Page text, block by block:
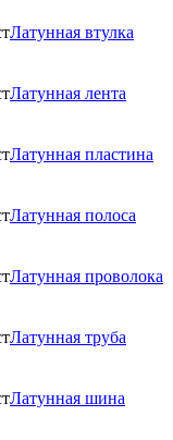
Латунная втулка
Латунная лента
Латунная пластина
Латунная полоса
Латунная проволока
Латунная труба
Латунная шина